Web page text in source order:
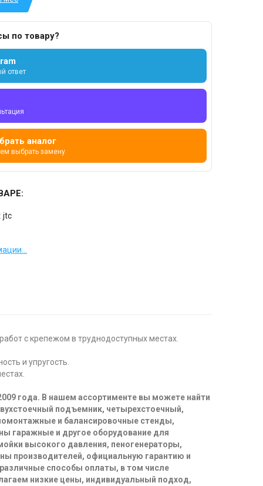
по товару?
ответ
аналог
выбрать замену
jtc
с крепежом в труднодоступных местах.
и упругость.
года. В нашем ассортименте вы можете найти
подъемник, четырехстоечный,
и балансировочные стенды,
гаражные и другое оборудование для
высокого давления, пеногенераторы,
производителей, официальную гарантию и
способы оплаты, в том числе
низкие цены, индивидуальный подход,